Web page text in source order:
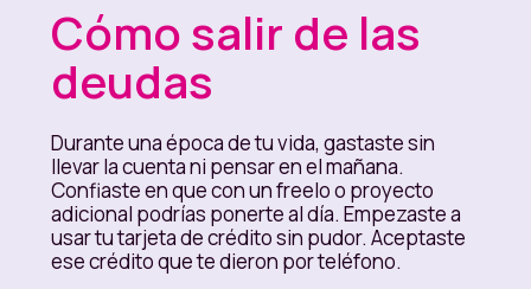
Cómo salir de las
deudas
Durante una época de tu vida, gastaste sin
llevar la cuenta ni pensar en el mañana.
Confiaste en que con un freelo o proyecto
adicional podrías ponerte al día. Empezaste a
usar tu tarjeta de crédito sin pudor. Aceptaste
ese crédito que te dieron por teléfono.